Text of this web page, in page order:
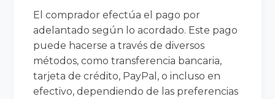
El comprador efectúa el pago por
adelantado según lo acordado. Este pago
puede hacerse a través de diversos
métodos, como transferencia bancaria,
tarjeta de crédito, PayPal, o incluso en
efectivo, dependiendo de las preferencias